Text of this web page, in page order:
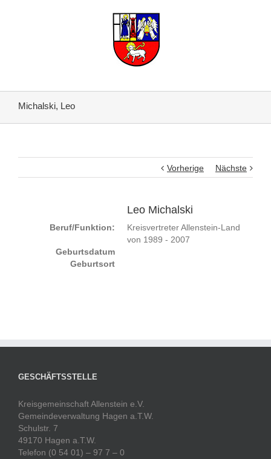
Michalski, Leo
Vorherige Nächste
Leo Michalski
Beruf/Funktion:
Kreisvertreter Allenstein-Land
von 1989 - 2007
Geburtsdatum
Geburtsort
GESCHÄFTSSTELLE
Kreisgemeinschaft Allenstein e.V.
Gemeindeverwaltung Hagen a.T.W.
Schulstr. 7
49170 Hagen a.T.W.
Telefon (0 54 01) – 97 7 – 0